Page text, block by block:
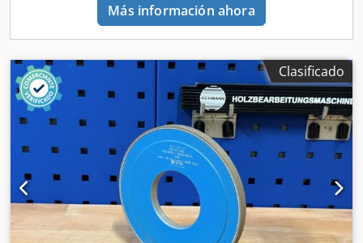
Más información ahora
Clasificado